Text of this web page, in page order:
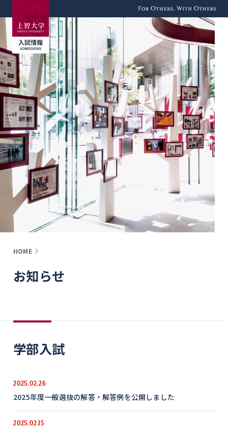
For Others, With
Others
HOME
お知らせ
学部入試
2025.02.26
2025年度一般選抜の解答・解答例を公開しました
2025.02.15